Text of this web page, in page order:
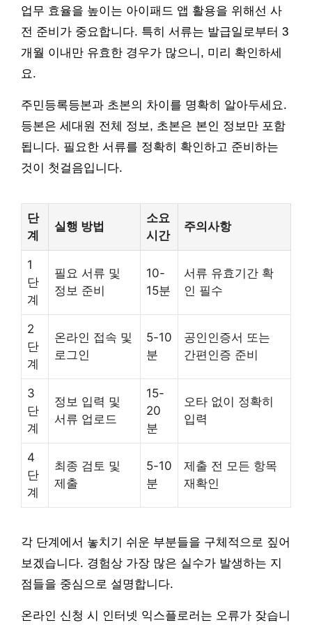
업무 효율을 높이는 아이패드 앱 활용을 위해선 사
전 준비가 중요합니다. 특히 서류는 발급일로부터 3
개월 이내만 유효한 경우가 많으니, 미리 확인하세
요.
주민등록등본과 초본의 차이를 명확히 알아두세요.
등본은 세대원 전체 정보, 초본은 본인 정보만 포함
됩니다. 필요한 서류를 정확히 확인하고 준비하는
것이 첫걸음입니다.
단
계
실행 방법
소요
시간
주의사항
1
단
계
필요 서류 및
정보 준비
10-
15분
서류 유효기간 확
인 필수
2
단
계
온라인 접속 및
로그인
5-10
분
공인인증서 또는
간편인증 준비
3
단
계
정보 입력 및
서류 업로드
15-
20
분
오타 없이 정확히
입력
4
단
계
최종 검토 및
제출
5-10
분
제출 전 모든 항목
재확인
각 단계에서 놓치기 쉬운 부분들을 구체적으로 짚어
보겠습니다. 경험상 가장 많은 실수가 발생하는 지
점들을 중심으로 설명합니다.
온라인 신청 시 인터넷 익스플로러는 오류가 잦습니